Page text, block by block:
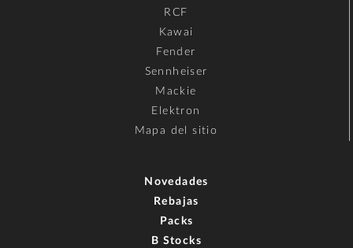
RCF
Kawai
Fender
Sennheiser
Mackie
Elektron
Mapa del sitio
Novedades
Rebajas
Packs
B Stocks